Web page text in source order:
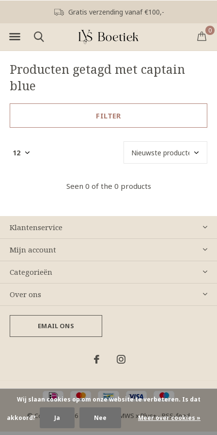
0
Gratis verzending vanaf €100,-
Producten getagd met captain
blue
FILTER
Seen 0 of the 0 products
Klantenservice
Mijn account
Categorieën
Over ons
EMAIL ONS
© Copyright 2026 - Theme By DMWS xPlus+-RSS-feed
Wij slaan cookies op om onze website te verbeteren. Is dat
akkoord? Ja Nee Meer over cookies »